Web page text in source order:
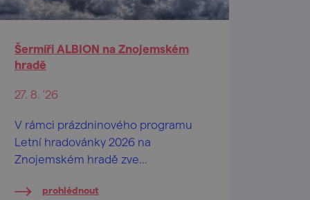
Šermíři ALBION na Znojemském
hradě
27. 8. '26
V rámci prázdninového programu
Letní hradovánky 2026 na
Znojemském hradě zve
na vystoupení šermířské skupiny
prohlédnout